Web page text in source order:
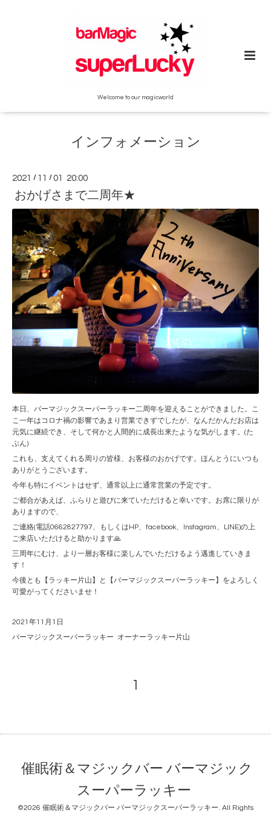
Welcome to our magicworld
インフォメーション
2021 / 11 /01 20:00
おかげさまで二周年★
本日、バーマジックスーパーラッキー二周年を迎えることができました。こ
こ一年はコロナ禍の影響であまり営業できずでしたが、なんだかんだお店は
元気に継続でき、そして何かと人間的に成長出来たような気がします。(た
ぶん)
これも、支えてくれる周りの皆様、お客様のおかげです。ほんとうにいつも
ありがとうございます。
今年も特にイベントはせず、通常以上に通常営業の予定です。
ご都合があえば、ふらりと遊びに来ていただけると幸いです。お席に限りが
ありますので、
ご連絡(電話0662827797、もしくはHP、facebook、Instagram、LINE)の上
ご来店いただけると助かります🙏
三周年にむけ、より一層お客様に楽しんでいただけるよう邁進していきま
す！
今後とも【ラッキー片山】と【バーマジックスーパーラッキー】をよろしく
可愛がってくださいませ！
2021年11月1日
バーマジックスーパーラッキー オーナーラッキー片山
1
催眠術＆マジックバー バーマジック
スーパーラッキー
©2026 催眠術＆マジックバー バーマジックスーパーラッキー. All Rights